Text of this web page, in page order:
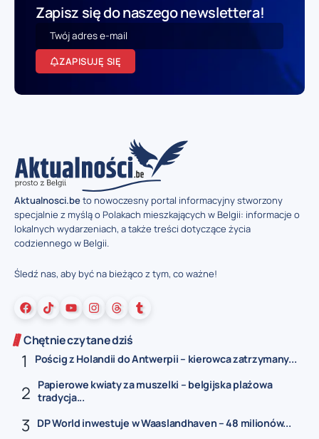
Zapisz się do naszego newslettera!
ZAPISUJĘ SIĘ
Aktualnosci.beto nowoczesny portal informacyjny stworzony
specjalnie z myślą o Polakach mieszkających w Belgii: informacje o
lokalnych wydarzeniach, a także treści dotyczące życia
codziennego w Belgii.
Śledź nas, aby być na bieżąco z tym, co ważne!
Chętnie czytane dziś
Pościg z Holandii do Antwerpii – kierowca zatrzymany...
Papierowe kwiaty za muszelki – belgijska plażowa
tradycja...
DP World inwestuje w Waaslandhaven – 48 milionów...